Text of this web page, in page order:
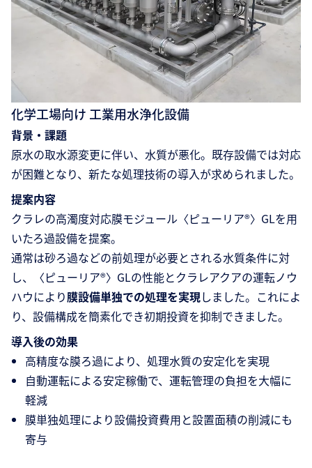
化学工場向け 工業用水浄化設備
背景・課題
原水の取水源変更に伴い、水質が悪化。既存設備では対応
が困難となり、新たな処理技術の導入が求められました。
提案内容
クラレの高濁度対応膜モジュール〈ピューリア®〉GLを用
いたろ過設備を提案。
通常は砂ろ過などの前処理が必要とされる水質条件に対
し、〈ピューリア®〉GLの性能とクラレアクアの運転ノウ
ハウにより膜設備単独での処理を実現しました。これによ
り、設備構成を簡素化でき初期投資を抑制できました。
導入後の効果
高精度な膜ろ過により、処理水質の安定化を実現
自動運転による安定稼働で、運転管理の負担を大幅に
軽減
膜単独処理により設備投資費用と設置面積の削減にも
寄与